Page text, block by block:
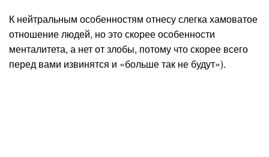
К нейтральным особенностям отнесу слегка хамоватое
отношение людей, но это скорее особенности
менталитета, а нет от злобы, потому что скорее всего
перед вами извинятся и «больше так не будут»).